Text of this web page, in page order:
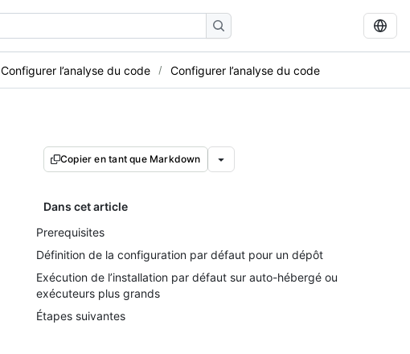
Configurer l’analyse du code Configurer l’analyse du code
Copier en tant que Markdown
Dans cet article
Prerequisites
Définition de la configuration par défaut pour un dépôt
Exécution de l’installation par défaut sur auto-hébergé ou
exécuteurs plus grands
Étapes suivantes